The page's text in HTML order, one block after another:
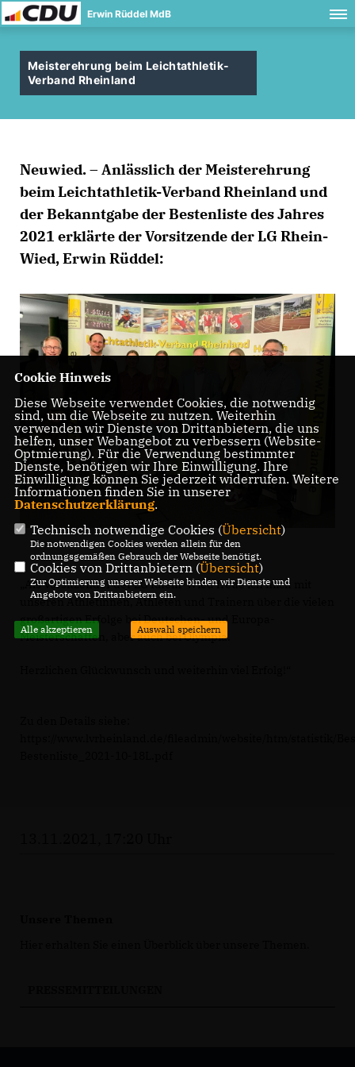
Erwin Rüddel MdB
Meisterehrung beim Leichtathletik-
Verband Rheinland
Neuwied. – Anlässlich der Meisterehrung
beim Leichtathletik-Verband Rheinland und
der Bekanntgabe der Bestenliste des Jahres
2021 erklärte der Vorsitzende der LG Rhein-
Wied, Erwin Rüddel:
Als Vorsitzender der LG Rhein-Wied freue ich mich mit
unseren Athletinnen, Athleten und Trainern über die vielen
großartigen Erfolge bei Deutschen- und Europa-
Meisterschaften, aber auch bei Olympia.
Cookie Hinweis
Diese Webseite verwendet Cookies, die notwendig
sind, um die Webseite zu nutzen. Weiterhin
verwenden wir Dienste von Drittanbietern, die uns
helfen, unser Webangebot zu verbessern (Website-
Optmierung). Für die Verwendung bestimmter
Dienste, benötigen wir Ihre Einwilligung. Ihre
Einwilligung können Sie jederzeit widerrufen. Weitere
Informationen finden Sie in unserer
Datenschutzerklärung.
Technisch notwendige Cookies (Übersicht)
Die notwendigen Cookies werden allein für den
ordnungsgemäßen Gebrauch der Webseite benötigt.
Cookies von Drittanbietern (Übersicht)
Zur Optimierung unserer Webseite binden wir Dienste und
Angebote von Drittanbietern ein.
Alle akzeptieren Auswahl speichern